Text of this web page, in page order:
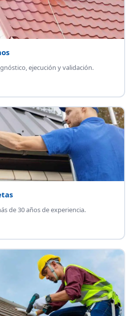
ejecución y validación.
de 30 años de experiencia.